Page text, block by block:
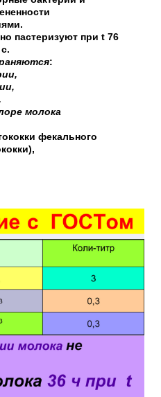
пастеризуют при t 76
:
молока
фекального